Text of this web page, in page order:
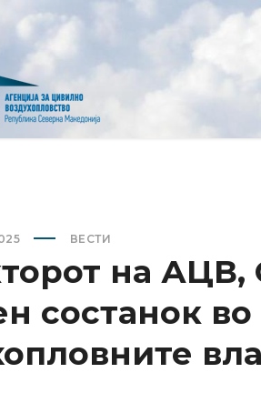
ВЕСТИ
на АЦВ,
состанок